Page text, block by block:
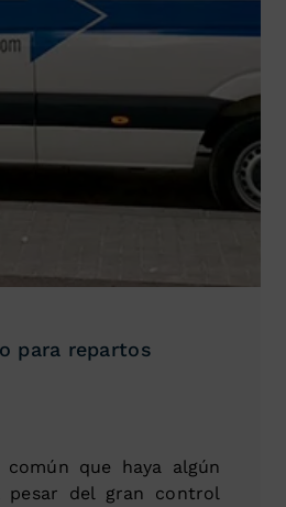
para repartos
común que haya algún
pesar del gran control